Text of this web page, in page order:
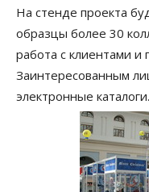
На стенде проекта
образцы более 30
работа с клиентами и
Заинтересованным
электронные каталоги.